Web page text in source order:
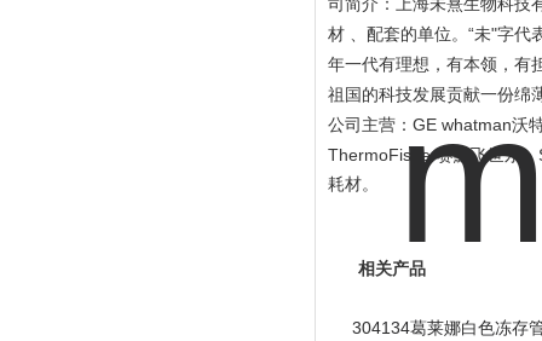
司简介：上海未熹生物科技
材 、配套的单位。 “未"字代
年一代有理想，有本领，有
祖国的科技发展贡献一份绵
公司主营： GE whatman沃
ThermoFisher赛默飞世尔、
耗材。
相关产品
304134葛莱娜白色冻存